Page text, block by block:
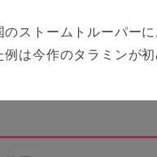
のストームトルーパーに
は今作のタラミンが初